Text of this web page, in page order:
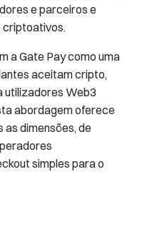
e parceiros e
criptoativos.
a Gate Pay como uma
aceitam cripto,
utilizadores Web3
abordagem oferece
dimensões, de
simples para o